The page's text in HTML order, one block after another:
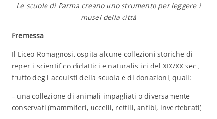
Le scuole di Parma creano uno strumento per leggere i
musei della città
Premessa
Il Liceo Romagnosi, ospita alcune collezioni storiche di
reperti scientifico didattici e naturalistici del XIX/XX sec.,
frutto degli acquisti della scuola e di donazioni, quali:
– una collezione di animali impagliati o diversamente
conservati (mammiferi, uccelli, rettili, anfibi, invertebrati)